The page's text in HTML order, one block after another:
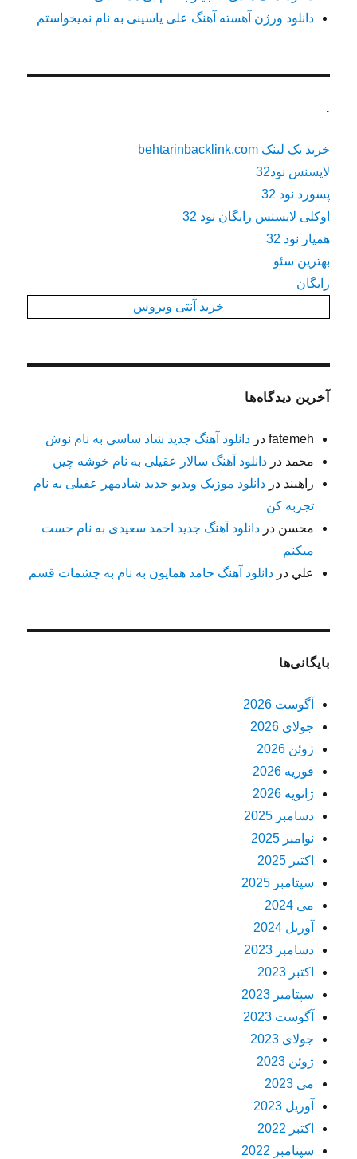
دانلود ورژن آهسته آهنگ علی یاسینی به نام نمیخواستم
.
خرید بک لینک behtarinbacklink.com
لایسنس نود32
پسورد نود 32
اوکلی لایسنس رایگان نود 32
همیار نود 32
بهترین سئو
رایگان
خرید آنتی ویروس
آخرین دیدگاه‌ها
fatemeh دردانلود آهنگ جدید شاد ساسی به نام نوش
محمد دردانلود آهنگ سالار عقیلی به نام خوشه چین
راهبند دردانلود موزیک ویدیو جدید شادمهر عقیلی به نام
تجربه کن
محسن دردانلود آهنگ جدید احمد سعیدی به نام حست
میکنم
علي دردانلود آهنگ حامد همایون به نام به چشمات قسم
بایگانی‌ها
آگوست 2026
جولای 2026
ژوئن 2026
فوریه 2026
ژانویه 2026
دسامبر 2025
نوامبر 2025
اکتبر 2025
سپتامبر 2025
می 2024
آوریل 2024
دسامبر 2023
اکتبر 2023
سپتامبر 2023
آگوست 2023
جولای 2023
ژوئن 2023
می 2023
آوریل 2023
اکتبر 2022
سپتامبر 2022